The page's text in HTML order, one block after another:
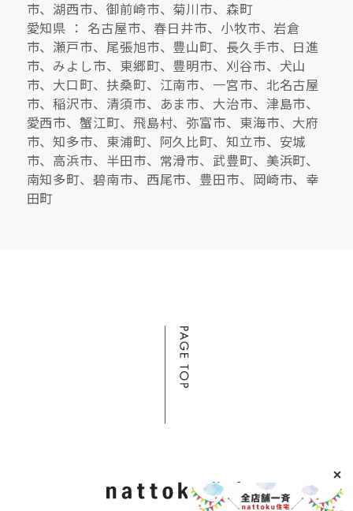
市、湖西市、御前崎市、菊川市、森町
愛知県 ： 名古屋市、春日井市、小牧市、岩倉
市、瀬戸市、尾張旭市、豊山町、長久手市、日進
市、みよし市、東郷町、豊明市、刈谷市、犬山
市、大口町、扶桑町、江南市、一宮市、北名古屋
市、稲沢市、清須市、あま市、大治市、津島市、
愛西市、蟹江町、飛島村、弥富市、東海市、大府
市、知多市、東浦町、阿久比町、知立市、安城
市、高浜市、半田市、常滑市、武豊町、美浜町、
南知多町、碧南市、西尾市、豊田市、岡崎市、幸
田町